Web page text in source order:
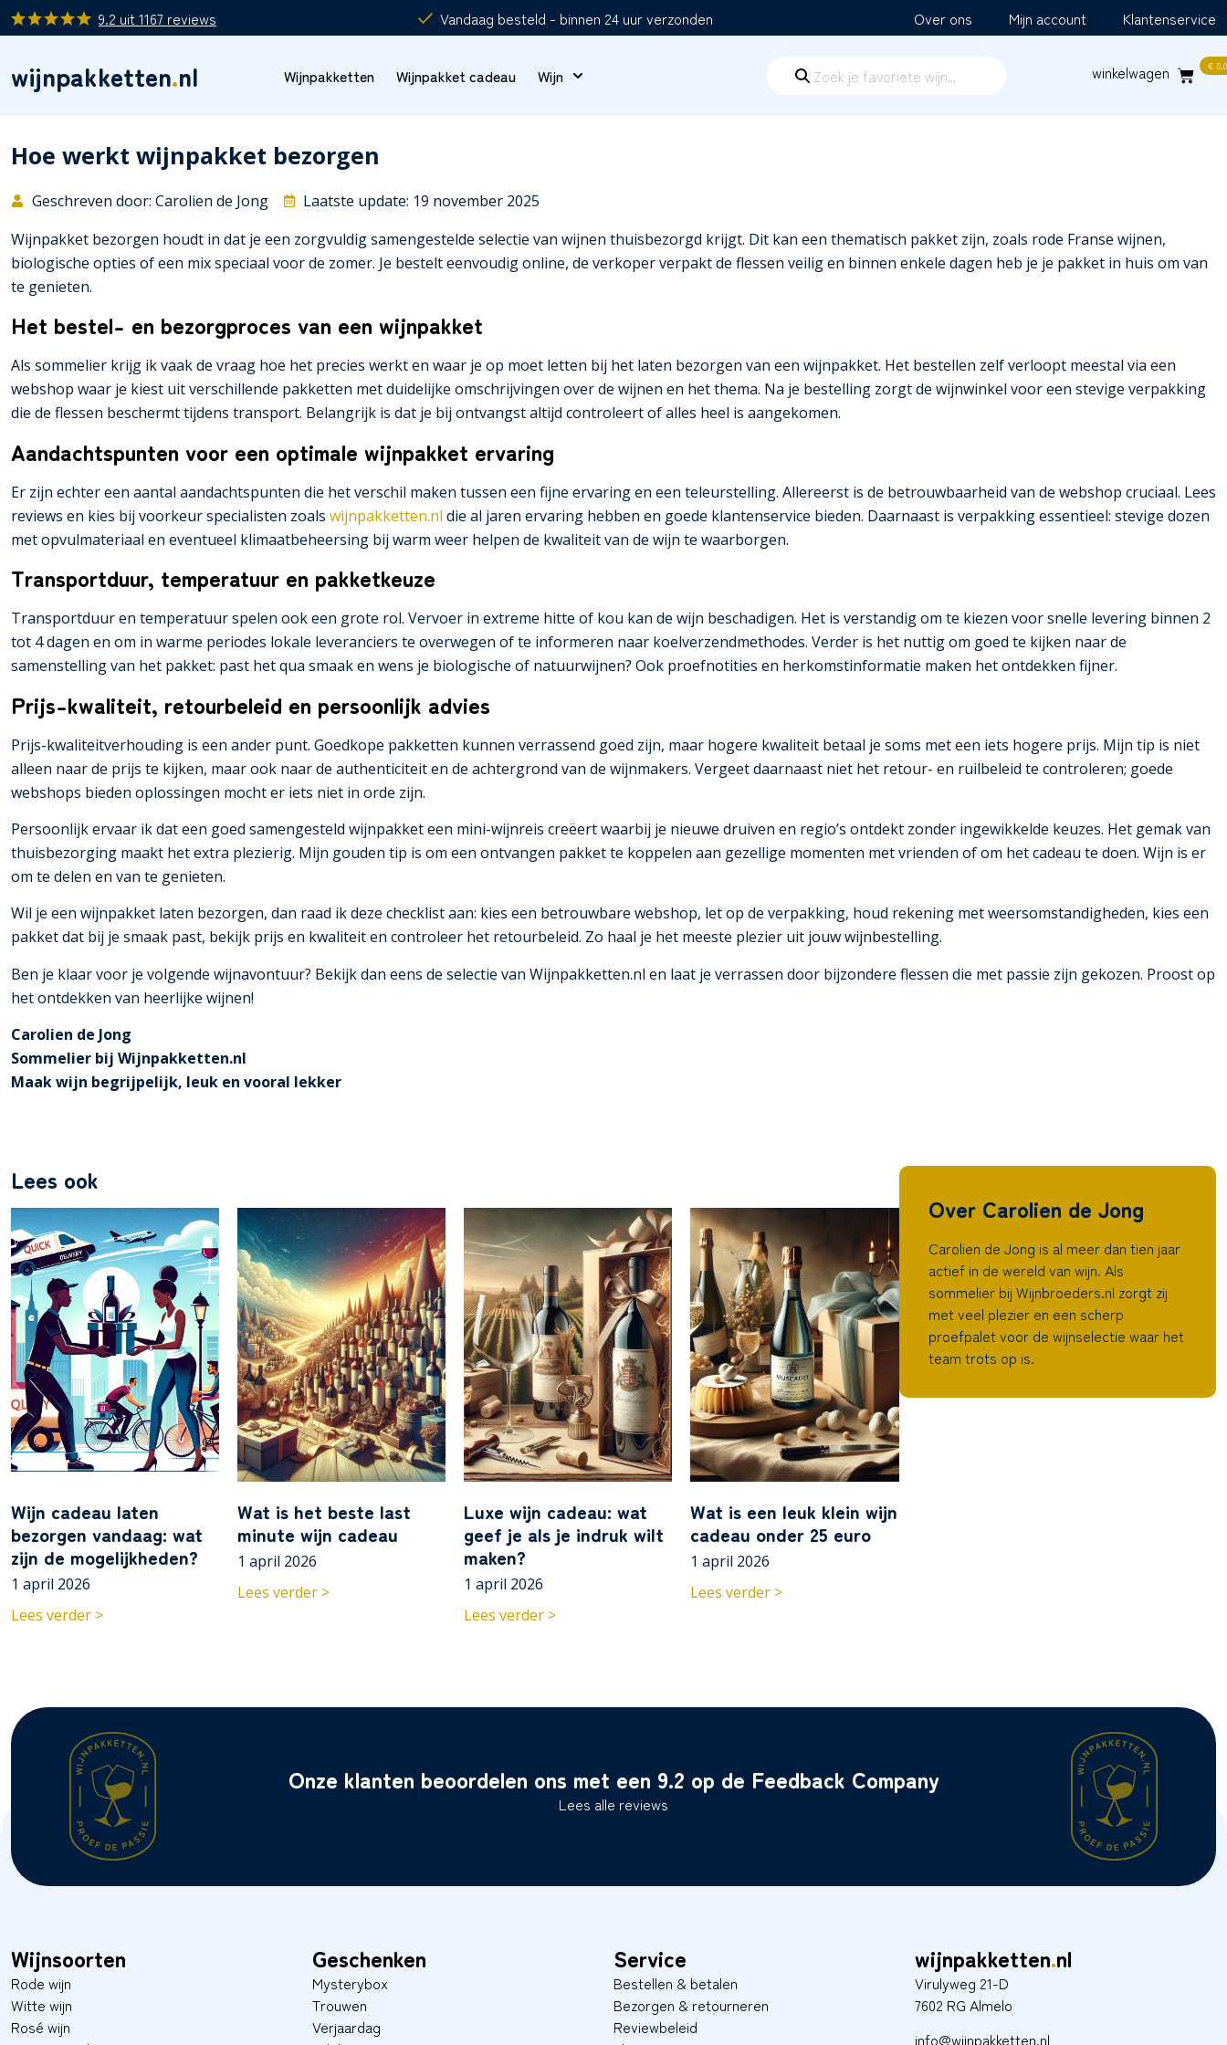
9.2 uit1167 reviews Vandaag besteld - binnen 24 uur verzonden Over ons Mijn account Klantenservice
wijnpakketten.nl Wijnpakketten Wijnpakket cadeau Wijn €
Hoe werkt wijnpakket bezorgen
Geschreven door: Carolien de Jong
Laatste update: 19 november 2025
Wijnpakket bezorgen houdt in dat je een zorgvuldig samengestelde selectie van wijnen thuisbezorgd krijgt. Dit kan een thematisch pakket zijn, zoals rode Franse wijnen,
biologische opties of een mix speciaal voor de zomer. Je bestelt eenvoudig online, de verkoper verpakt de flessen veilig en binnen enkele dagen heb je je pakket in huis om van
te genieten.
Het bestel- en bezorgproces van een wijnpakket
Als sommelier krijg ik vaak de vraag hoe het precies werkt en waar je op moet letten bij het laten bezorgen van een wijnpakket. Het bestellen zelf verloopt meestal via een
webshop waar je kiest uit verschillende pakketten met duidelijke omschrijvingen over de wijnen en het thema. Na je bestelling zorgt de wijnwinkel voor een stevige verpakking
die de flessen beschermt tijdens transport. Belangrijk is dat je bij ontvangst altijd controleert of alles heel is aangekomen.
Aandachtspunten voor een optimale wijnpakket ervaring
Er zijn echter een aantal aandachtspunten die het verschil maken tussen een fijne ervaring en een teleurstelling. Allereerst is de betrouwbaarheid van de webshop cruciaal. Lees
reviews en kies bij voorkeur specialisten zoals wijnpakketten.nl die al jaren ervaring hebben en goede klantenservice bieden. Daarnaast is verpakking essentieel: stevige dozen
met opvulmateriaal en eventueel klimaatbeheersing bij warm weer helpen de kwaliteit van de wijn te waarborgen.
Transportduur, temperatuur en pakketkeuze
Transportduur en temperatuur spelen ook een grote rol. Vervoer in extreme hitte of kou kan de wijn beschadigen. Het is verstandig om te kiezen voor snelle levering binnen 2
tot 4 dagen en om in warme periodes lokale leveranciers te overwegen of te informeren naar koelverzendmethodes. Verder is het nuttig om goed te kijken naar de
samenstelling van het pakket: past het qua smaak en wens je biologische of natuurwijnen? Ook proefnotities en herkomstinformatie maken het ontdekken fijner.
Prijs-kwaliteit, retourbeleid en persoonlijk advies
Prijs-kwaliteitverhouding is een ander punt. Goedkope pakketten kunnen verrassend goed zijn, maar hogere kwaliteit betaal je soms met een iets hogere prijs. Mijn tip is niet
alleen naar de prijs te kijken, maar ook naar de authenticiteit en de achtergrond van de wijnmakers. Vergeet daarnaast niet het retour- en ruilbeleid te controleren; goede
webshops bieden oplossingen mocht er iets niet in orde zijn.
Persoonlijk ervaar ik dat een goed samengesteld wijnpakket een mini-wijnreis creëert waarbij je nieuwe druiven en regio’s ontdekt zonder ingewikkelde keuzes. Het gemak van
thuisbezorging maakt het extra plezierig. Mijn gouden tip is om een ontvangen pakket te koppelen aan gezellige momenten met vrienden of om het cadeau te doen. Wijn is er
om te delen en van te genieten.
Wil je een wijnpakket laten bezorgen, dan raad ik deze checklist aan: kies een betrouwbare webshop, let op de verpakking, houd rekening met weersomstandigheden, kies een
pakket dat bij je smaak past, bekijk prijs en kwaliteit en controleer het retourbeleid. Zo haal je het meeste plezier uit jouw wijnbestelling.
Ben je klaar voor je volgende wijnavontuur? Bekijk dan eens de selectie van Wijnpakketten.nl en laat je verrassen door bijzondere flessen die met passie zijn gekozen. Proost op
het ontdekken van heerlijke wijnen!
Carolien de Jong
Sommelier bij Wijnpakketten.nl
Maak wijn begrijpelijk, leuk en vooral lekker
Lees ook
Wijn cadeau laten
bezorgen vandaag: wat
zijn de mogelijkheden?
1 april 2026
Lees verder >
Wat is het beste last
minute wijn cadeau
1 april 2026
Lees verder >
Luxe wijn cadeau: wat
geef je als je indruk wilt
maken?
1 april 2026
Lees verder >
Wat is een leuk klein wijn
cadeau onder 25 euro
1 april 2026
Lees verder >
Over Carolien de Jong
Carolien de Jong is al meer dan tien jaar
actief in de wereld van wijn. Als
sommelier bij Wijnbroeders.nl zorgt zij
met veel plezier en een scherp
proefpalet voor de wijnselectie waar het
team trots op is.
Onze klanten beoordelen ons met een 9.2 op de Feedback Company
Lees alle reviews
Wijnsoorten
Rode wijn
Witte wijn
Rosé wijn
Geschenken
Mysterybox
Trouwen
Verjaardag
Service
Bestellen & betalen
Bezorgen & retourneren
Reviewbeleid
wijnpakketten.nl
Virulyweg 21-D
7602 RG Almelo
info@wijnpakketten.nl